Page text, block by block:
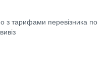
з тарифами перевізника по